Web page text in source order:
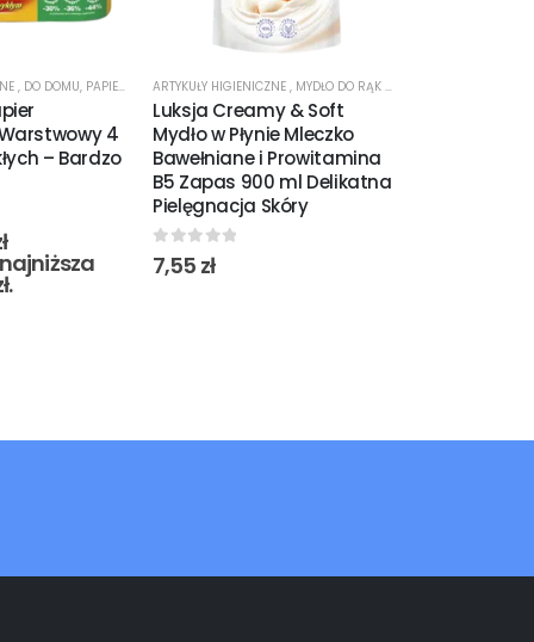
, DO DOMU, PAPIER TOALETOWY ,PROMOCJE
4
– Bardzo
.
ARTYKUŁY HIGIENICZNE , MYDŁO DO RĄK W PŁYNIE
Luksja Creamy & Soft
Mydło w Płynie Mleczko
Bawełniane i Prowitamina
B5 Zapas 900 ml Delikatna
Pielęgnacja Skóry
0out of 5
7,55 zł